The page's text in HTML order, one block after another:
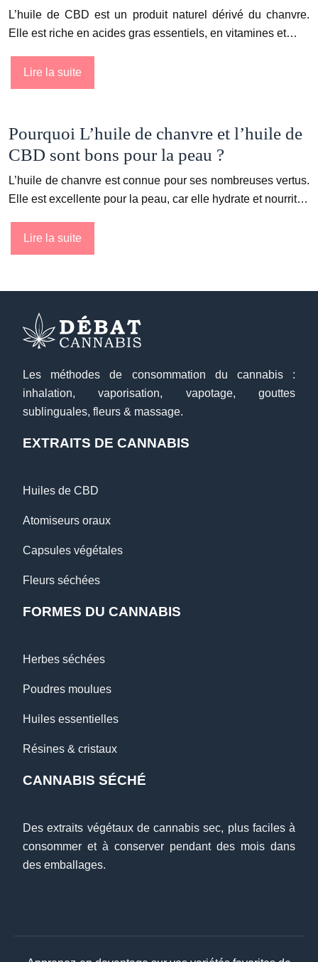
L’huile de CBD est un produit naturel dérivé du chanvre.
Elle est riche en acides gras essentiels, en vitamines et…
Lire la suite
Pourquoi L’huile de chanvre et l’huile de
CBD sont bons pour la peau ?
L’huile de chanvre est connue pour ses nombreuses vertus.
Elle est excellente pour la peau, car elle hydrate et nourrit…
Lire la suite
Les méthodes de consommation du cannabis :
inhalation, vaporisation, vapotage, gouttes
sublinguales, fleurs & massage.
EXTRAITS DE CANNABIS
Huiles de CBD
Atomiseurs oraux
Capsules végétales
Fleurs séchées
FORMES DU CANNABIS
Herbes séchées
Poudres moulues
Huiles essentielles
Résines & cristaux
CANNABIS SÉCHÉ
Des extraits végétaux de cannabis sec, plus faciles à
consommer et à conserver pendant des mois dans
des emballages.